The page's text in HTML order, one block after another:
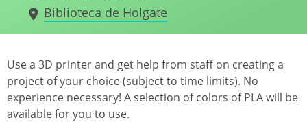
Biblioteca de Holgate
Use a 3D printer and get help from staff on creating a
project of your choice (subject to time limits). No
experience necessary! A selection of colors of PLA will be
available for you to use.